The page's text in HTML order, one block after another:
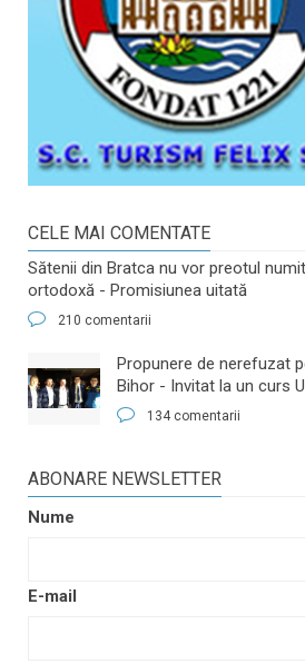
CELE MAI COMENTATE
Sătenii din Bratca nu vor preotul
ortodoxă - Promisiunea uitată
210 comentarii
​Propunere de nerefuzat
Bihor - Invitat la un curs
134 comentarii
ABONARE NEWSLETTER
Nume
E-mail